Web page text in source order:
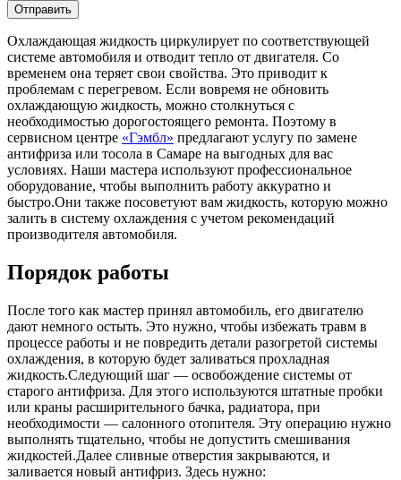
Охлаждающая жидкость циркулирует по соответствующей
системе автомобиля и отводит тепло от двигателя. Со
временем она теряет свои свойства. Это приводит к
проблемам с перегревом. Если вовремя не обновить
охлаждающую жидкость, можно столкнуться с
необходимостью дорогостоящего ремонта. Поэтому в
сервисном центре «Гэмбл» предлагают услугу по замене
антифриза или тосола в Самаре на выгодных для вас
условиях. Наши мастера используют профессиональное
оборудование, чтобы выполнить работу аккуратно и
быстро.Они также посоветуют вам жидкость, которую можно
залить в систему охлаждения с учетом рекомендаций
производителя автомобиля.
Порядок работы
После того как мастер принял автомобиль, его двигателю
дают немного остыть. Это нужно, чтобы избежать травм в
процессе работы и не повредить детали разогретой системы
охлаждения, в которую будет заливаться прохладная
жидкость.Следующий шаг — освобождение системы от
старого антифриза. Для этого используются штатные пробки
или краны расширительного бачка, радиатора, при
необходимости — салонного отопителя. Эту операцию нужно
выполнять тщательно, чтобы не допустить смешивания
жидкостей.Далее сливные отверстия закрываются, и
заливается новый антифриз. Здесь нужно: